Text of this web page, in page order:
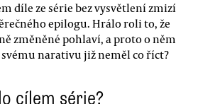
díle ze série bez vysvětlení zmizí
epilogu. Hrálo roli to, že
změněné pohlaví, a proto o něm
narativu již neměl co říct?
cílem série?